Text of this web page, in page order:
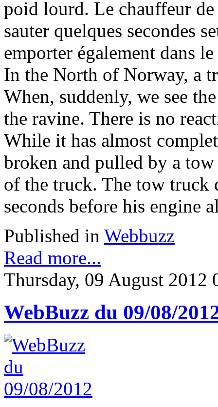
poid lourd. Le chauffeur de
sauter quelques secondes
emporter également dans
In the North of Norway, a
When, suddenly, we see
the ravine. There is no
While it has almost
broken and pulled by a
of the truck. The tow truck
seconds before his engine
Published in Webbuzz
Read more...
Thursday, 09 August 2012
WebBuzz du 09/08/